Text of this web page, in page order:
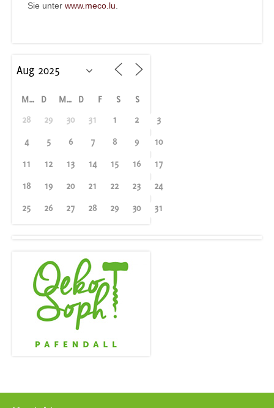
Sie unter www.meco.lu.
M D M D F S
S
28
29 30 31 1 2 3
4 5 6 7 8 9 10
11 12 13 14 15 16 17
18 19 20 21 22 23 24
25 26 27 28 29 30 31